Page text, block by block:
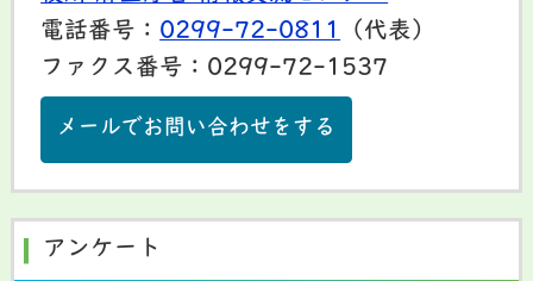
電話番号： 0299-72-0811
（代表）
ファクス番号：0299-72-1537
メールでお問い合わせをする
アンケート